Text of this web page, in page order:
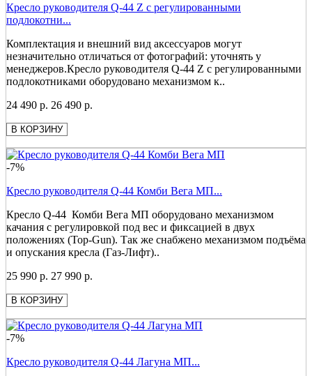
Кресло руководителя Q-44 Z с регулированными
подлокотни...
Комплектация и внешний вид аксессуаров могут
незначительно отличаться от фотографий: уточнять у
менеджеров.Кресло руководителя Q-44 Z с регулированными
подлокотниками оборудовано механизмом к..
24 490 р. 26 490 р.
В КОРЗИНУ
-7%
Кресло руководителя Q-44 Комби Вега МП...
Кресло Q-44 Комби Вега МП оборудовано механизмом
качания с регулировкой под вес и фиксацией в двух
положениях (Top-Gun). Так же снабжено механизмом подъёма
и опускания кресла (Газ-Лифт)..
25 990 р. 27 990 р.
В КОРЗИНУ
-7%
Кресло руководителя Q-44 Лагуна МП...